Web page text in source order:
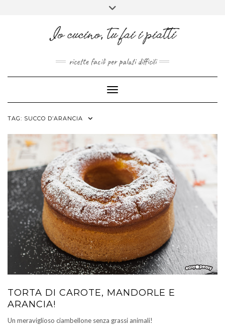
FACEBOOK
PINTEREST
INSTAGRAM
ricette facili per palati difficili
Toggle Navigation
TAG: SUCCO D’ARANCIA
TORTA DI CAROTE, MANDORLE E
ARANCIA!
Un meraviglioso ciambellone senza grassi animali!